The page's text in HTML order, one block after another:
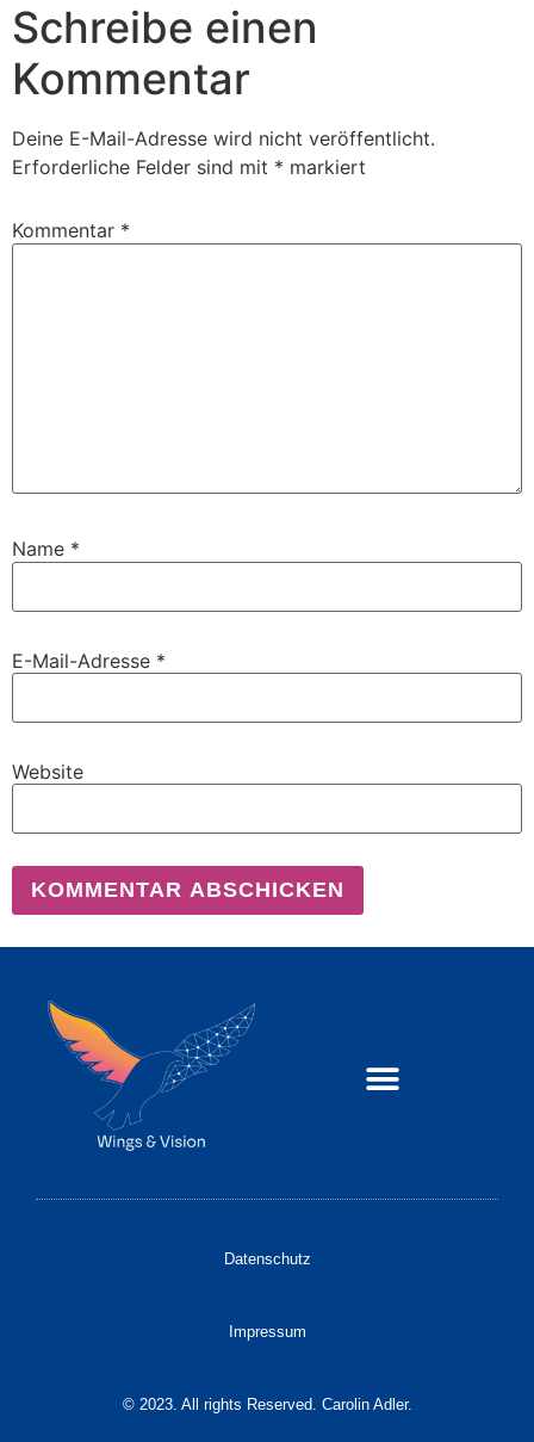
Schreibe einen
Kommentar
Deine E-Mail-Adresse wird nicht veröffentlicht.
Erforderliche Felder sind mit * markiert
Kommentar *
Name *
E-Mail-Adresse *
Website
Datenschutz
Impressum
© 2023. All rights Reserved. Carolin Adler.